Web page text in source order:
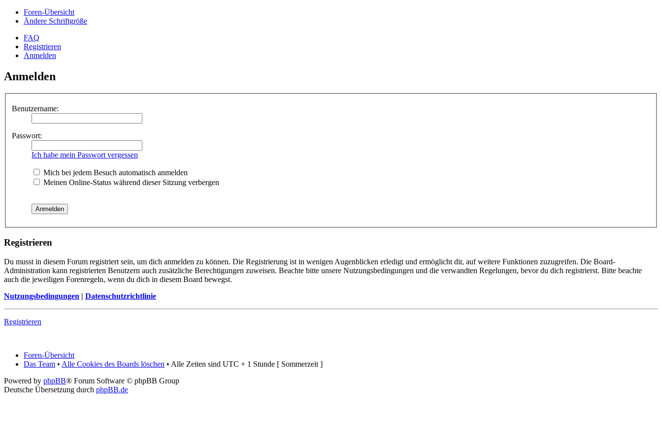
Foren-Übersicht
Ändere Schriftgröße
FAQ
Registrieren
Anmelden
Anmelden
Benutzername:
Passwort:
Ich habe mein Passwort vergessen
Mich bei jedem Besuch automatisch anmelden
Meinen Online-Status während dieser Sitzung verbergen
Registrieren
Du musst in diesem Forum registriert sein, um dich anmelden zu können. Die Registrierung ist in wenigen Augenblicken erledigt und ermöglicht dir, auf weitere Funktionen zuzugreifen. Die Board-
Administration kann registrierten Benutzern auch zusätzliche Berechtigungen zuweisen. Beachte bitte unsere Nutzungsbedingungen und die verwandten Regelungen, bevor du dich registrierst. Bitte beachte
auch die jeweiligen Forenregeln, wenn du dich in diesem Board bewegst.
Nutzungsbedingungen | Datenschutzrichtlinie
Registrieren
Foren-Übersicht
Das Team • Alle Cookies des Boards löschen • Alle Zeiten sind UTC + 1 Stunde [ Sommerzeit ]
Powered by phpBB® Forum Software © phpBB Group
Deutsche Übersetzung durch phpBB.de